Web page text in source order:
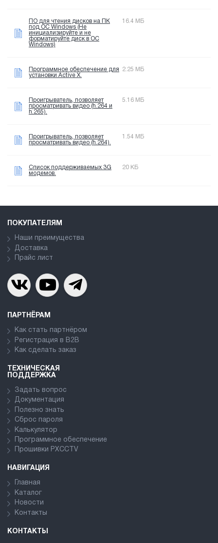
ПО для чтения дисков на ПК
под OC Windows (Не
инициализируйте и не
форматируйте диск в OC
Windows)
16.4 МБ
Программное обеспечение для
установки Active X.
2.25 МБ
Проигрыватель, позволяет
просматривать видео (h.264 и
h.265).
5.16 МБ
Проигрыватель, позволяет
просматривать видео (h.264).
1.54 МБ
Список поддерживаемых 3G
модемов.
20 КБ
ПОКУПАТЕЛЯМ
Наши преимущества
Доставка
Прайс лист
ПАРТНЁРАМ
Как стать партнёром
Регистрация в В2В
Как сделать заказ
ТЕХНИЧЕСКАЯ
ПОДДЕРЖКА
Задать вопрос
Документация
Полезно знать
Сброс пароля
Калькулятор
Программное обеспечение
Прошивки PXCCTV
НАВИГАЦИЯ
Главная
Каталог
Новости
Контакты
КОНТАКТЫ